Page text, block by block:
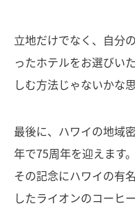
立地だけでなく、自分
ったホテルをお選びい
しむ方法じゃないかな思
最後に、ハワイの地域
年で75周年を迎えます。
その記念にハワイの有
したライオンのコーヒ